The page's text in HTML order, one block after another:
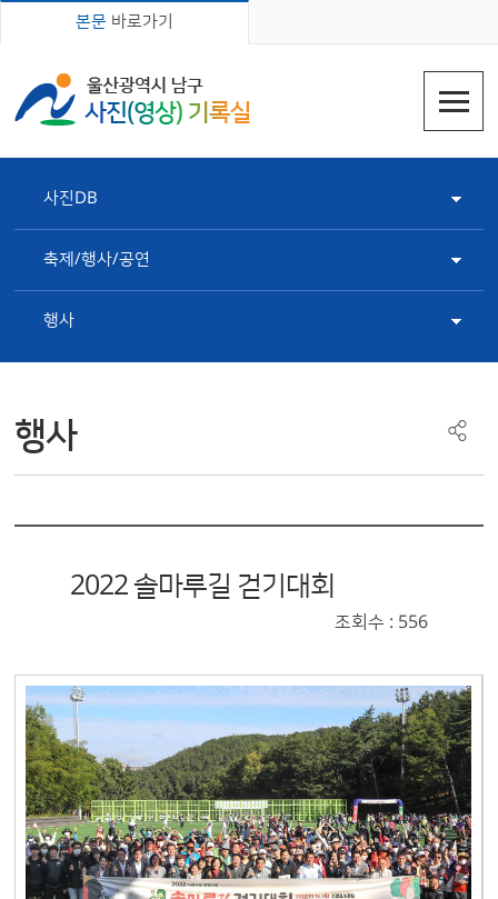
본문 바로가기
사진DB
축제/행사/공연
행사
행사
2022 솔마루길 걷기대회
조회수 : 556